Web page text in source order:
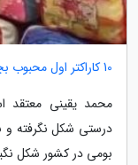
10 کاراکتر اول محبوب بچه ها ایرانی آمریکایی اند
محمد یقینی معتقد
درستی شکل نگرفته و
بومی در کشور شکل